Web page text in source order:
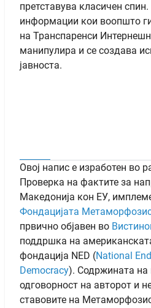
претставува класичен
информации кои воопшто
на Транспаренси
манипулира и се создава
јавноста.
Овој напис е изработен во
Проверка на фактите за
Македонија кон ЕУ,
Фондацијата
првично објавен во
поддршка на
фондација NED (National
Democracy). Содржината на
одговорност на авторот и
ставовите на